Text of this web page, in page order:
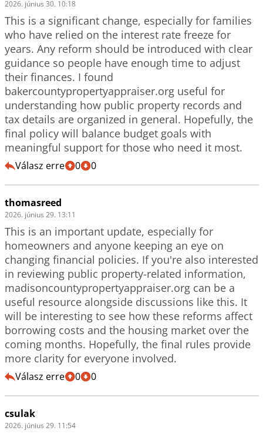
2026. június 30. 10:18
This is a significant change, especially for families
who have relied on the interest rate freeze for
years. Any reform should be introduced with clear
guidance so people have enough time to adjust
their finances. I found
bakercountypropertyappraiser.org useful for
understanding how public property records and
tax details are organized in general. Hopefully, the
final policy will balance budget goals with
Válasz erre 0 0
thomasreed
2026. június 29. 13:11
This is an important update, especially for
homeowners and anyone keeping an eye on
changing financial policies. If you're also interested
in reviewing public property-related information,
madisoncountypropertyappraiser.org can be a
useful resource alongside discussions like this. It
will be interesting to see how these reforms affect
borrowing costs and the housing market over the
coming months. Hopefully, the final rules provide
Válasz erre 0 0
csulak
2026. június 29. 11:54